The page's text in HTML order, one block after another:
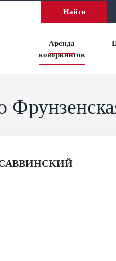
Найти
Аренда
коворкингов
CАВВИНСКИЙ